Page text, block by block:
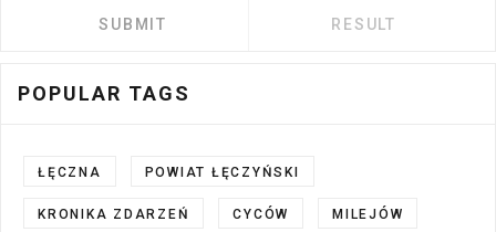
POPULAR TAGS
ŁĘCZNA POWIAT ŁĘCZYŃSKI
KRONIKA ZDARZEŃ CYCÓW MILEJÓW